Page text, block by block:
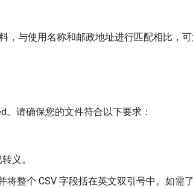
，与使用名称和邮政地址进行匹配相比，
。请确保您的文件符合以下要求：
义。
整个 CSV 字段括在英文双引号中。如需